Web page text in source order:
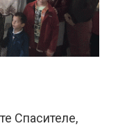
Спасителе,